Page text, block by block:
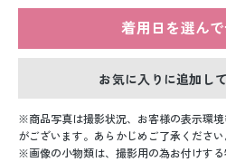
スーツレンタル
色打掛&紋付袴レンタル
白無垢&紋付袴レンタル
着用日を選ん
お気に入りに追加し
商品写真は撮影状況、お客様の表示環
がございます。あらかじめご了承ください
画像の小物類は、撮影用の為お付けす